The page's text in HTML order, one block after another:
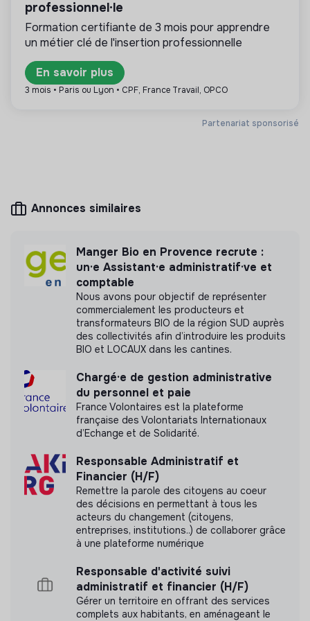
relations avec les services fiscaux.
Superviser le règlement des contentieux.
coopérative, fondation, mutuelle ou entreprise
ESUS.
Plus d'informations
Cooperative
Mesure d'impact
d'impact
Labels et certifications
Cette structure n'a pas souhaité nous
communiquer les labels ou certifications qu'elle a
pu obtenir.
Documents
Document présentant les objectifs sociaux et
environnementaux
Partenariat sponsorisé
professionnel·le
Formation certifiante de 3 mois pour apprendre
un métier clé de l'insertion professionnelle
En savoir plus
3 mois • Paris ou Lyon • CPF, France Travail, OPCO
Annonces similaires
Manger Bio en Provence recrute :
un·e Assistant·e administratif·ve et
comptable
Nous avons pour objectif de représenter
commercialement les producteurs et
transformateurs BIO de la région SUD auprès
des collectivités afin d’introduire les produits
BIO et LOCAUX dans les cantines.
Chargé·e de gestion administrative
du personnel et paie
France Volontaires est la plateforme
française des Volontariats Internationaux
d’Echange et de Solidarité.
Responsable Administratif et
Financier (H/F)
Remettre la parole des citoyens au coeur
des décisions en permettant à tous les
acteurs du changement (citoyens,
entreprises, institutions..) de collaborer grâce
à une plateforme numérique
Responsable d'activité suivi
administratif et financier (H/F)
Gérer un territoire en offrant des services
complets aux habitants, en aménageant le